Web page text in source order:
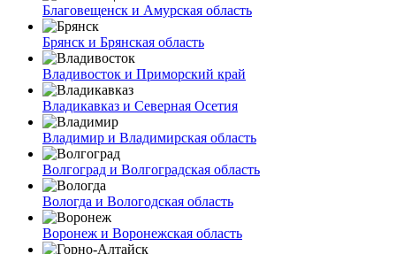
Благовещенск и Амурская область
Брянск и Брянская область
Владивосток и Приморский край
Владикавказ и Северная Осетия
Владимир и Владимирская область
Волгоград и Волгоградская область
Вологда и Вологодская область
Воронеж и Воронежская область